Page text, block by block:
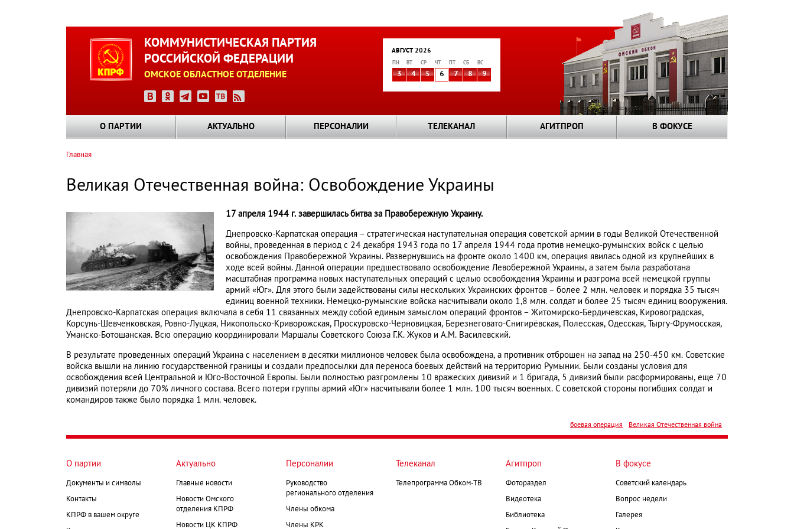
КОММУНИСТИЧЕСКАЯ ПАРТИЯ
РОССИЙСКОЙ ФЕДЕРАЦИИ
ОМСКОЕ ОБЛАСТНОЕ ОТДЕЛЕНИЕ
АВГУСТ 2026
ПН ВТ СР ЧТ СБ ВС
3 4 5 6 7 8 9
О ПАРТИИ АКТУАЛЬНО ПЕРСОНАЛИИ ТЕЛЕКАНАЛ АГИТПРОП В ФОКУСЕ
навигации
Главная
Великая Отечественная война: Освобождение Украины
17 апреля 1944 г. завершилась битва за Правобережную Украину.
Днепровско-Карпатская операция – стратегическая наступательная операция советской армии в годы Великой Отечественной
войны, проведенная в период с 24 декабря 1943 года по 17 апреля 1944 года против немецко-румынских войск с целью
освобождения Правобережной Украины. Развернувшись на фронте около 1400 км, операция явилась одной из крупнейших в
ходе всей войны. Данной операции предшествовало освобождение Левобережной Украины, а затем была разработана
масштабная программа новых наступательных операций с целью освобождения Украины и разгрома всей немецкой группы
армий «Юг». Для этого были задействованы силы нескольких Украинских фронтов – более 2 млн. человек и порядка 35 тысяч
единиц военной техники. Немецко-румынские войска насчитывали около 1,8 млн. солдат и более 25 тысяч единиц вооружения.
Днепровско-Карпатская операция включала в себя 11 связанных между собой единым замыслом операций фронтов – Житомирско-Бердичевская, Кировоградская,
Корсунь-Шевченковская, Ровно-Луцкая, Никопольско-Криворожская, Проскуровско-Черновицкая, Березнеговато-Снигирёвская, Полесская, Одесская, Тыргу-Фрумосская,
Уманско-Ботошанская. Всю операцию координировали Маршалы Советского Союза Г.К. Жуков и А.М. Василевский.
В результате проведенных операций Украина с населением в десятки миллионов человек была освобождена, а противник отброшен на запад на 250-450 км. Советские
войска вышли на линию государственной границы и создали предпосылки для переноса боевых действий на территорию Румынии. Были созданы условия для
освобождения всей Центральной и Юго-Восточной Европы. Были полностью разгромлены 10 вражеских дивизий и 1 бригада, 5 дивизий были расформированы, еще 70
дивизий потеряли до 70% личного состава. Всего потери группы армий «Юг» насчитывали более 1 млн. 100 тысяч военных. С советской стороны погибших солдат и
командиров также было порядка 1 млн. человек.
Великая Отечественная война
боевая операция
О партии
Документы и символы
Контакты
КПРФ в вашем округе
Актуально
Главные новости
Новости Омского
отделения КПРФ
Новости ЦК КПРФ
Персоналии
Руководство
регионального отделения
Члены обкома
Члены КРК
Телеканал
Телепрограмма Обком-ТВ
Агитпроп
Фотораздел
Видеотека
Библиотека
В фокусе
Советский календарь
Вопрос недели
Галерея